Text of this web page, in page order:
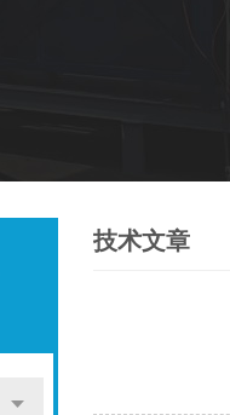
技术文章